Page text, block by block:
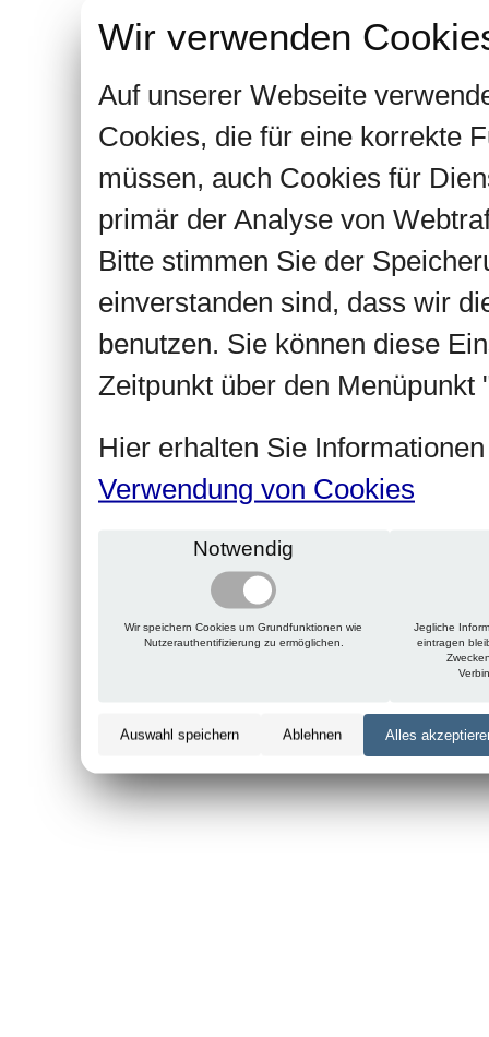
Wir verwenden
Auf unserer Webseite
Cookies, die für eine korrekte
müssen, auch Cookies für
primär der Analyse von
Bitte stimmen Sie der
einverstanden sind, dass wir
benutzen. Sie können diese
Zeitpunkt über den Menüpunkt
Hier erhalten Sie
Verwendung von Cookies
Notwendig
Wir speichern Cookies um Grundfunktionen wie
Nutzerauthentifizierung zu ermöglichen.
Jegliche
eintragen
Auswahl speichern Ablehnen Alles